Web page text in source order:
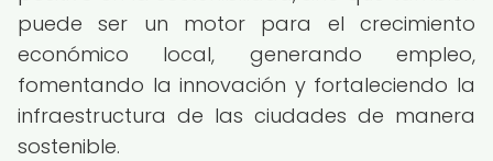
puede ser un motor para el crecimiento
económico local, generando empleo,
fomentando la innovación y fortaleciendo la
infraestructura de las ciudades de manera
sostenible.